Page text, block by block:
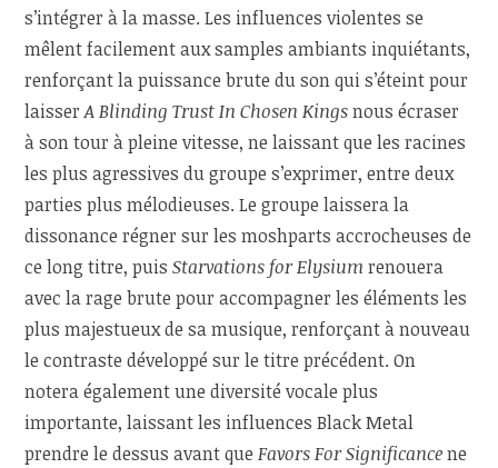
s’intégrer à la masse. Les influences violentes se
mêlent facilement aux samples ambiants inquiétants,
renforçant la puissance brute du son qui s’éteint pour
laisserA Blinding Trust In Chosen Kingsnous écraser
à son tour à pleine vitesse, ne laissant que les racines
les plus agressives du groupe s’exprimer, entre deux
parties plus mélodieuses. Le groupe laissera la
dissonance régner sur les moshparts accrocheuses de
ce long titre, puisStarvations for Elysium renouera
avec la rage brute pour accompagner les éléments les
plus majestueux de sa musique, renforçant à nouveau
le contraste développé sur le titre précédent. On
notera également une diversité vocale plus
importante, laissant les influences Black Metal
prendre le dessus avant queFavors For Significancene